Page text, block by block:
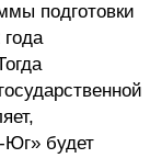
подготовки
Юг» будет